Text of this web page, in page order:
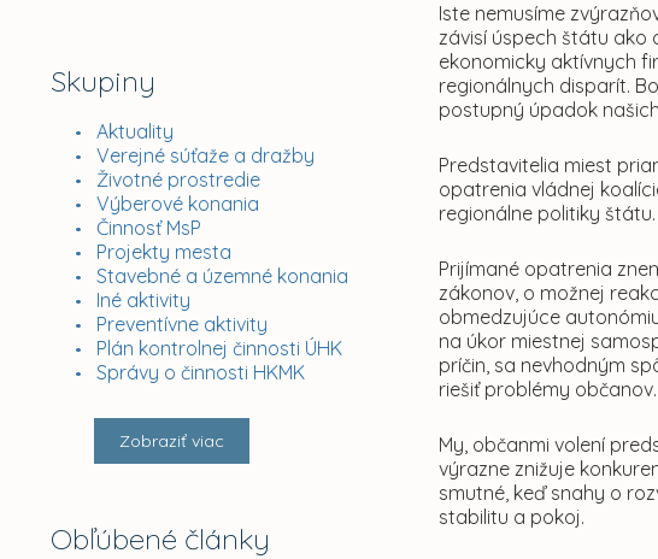
Skupiny
Aktuality
Verejné súťaže a dražby
Životné prostredie
Výberové konania
Činnosť MsP
Projekty mesta
Stavebné a územné konania
Iné aktivity
Preventívne aktivity
Plán kontrolnej činnosti ÚHK
Správy o činnosti HKMK
Zobraziť viac
Obľúbené články
Iste nemusíme
závisí úspech štátu ako
ekonomicky aktívnych
regionálnych disparít.
postupný úpadok
Predstavitelia miest
opatrenia vládnej
regionálne politiky štátu.
Prijímané opatrenia
zákonov, o možnej
obmedzujúce
na úkor miestnej
príčin, sa nevhodným
riešiť problémy občanov.
My, občanmi volení
výrazne znižuje
smutné, keď snahy o
stabilitu a pokoj.